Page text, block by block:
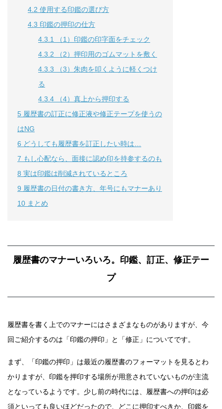
4.2 使用する印鑑の選び方
4.3 印鑑の押印の仕方
4.3.1
（1）印鑑の印字面をチェック
4.3.2 （2）押印用のゴムマットを敷く
4.3.3 （3）朱肉を叩くように軽くつけ
る
4.3.4 （4）真上から押印する
5 履歴書の訂正に修正液や修正テープを使うの
はNG
6 どうしても履歴書を訂正したい時は…
7 もし心配なら、面接に認め印を持参するのも
8 実は印鑑は削減されているところ
9 履歴書の日付の書き方、年号にもマナーあり
10 まとめ
履歴書のマナーいろいろ。印鑑、訂正、修正テー
プ
履歴書を書く上でのマナーにはさまざまなものがありますが、今
回ご紹介するのは「印鑑の押印」と「修正」についてです。
まず、「印鑑の押印」は最近の履歴書のフォーマットを見るとわ
かりますが、印鑑を押印する場所が用意されていないものが主流
となっているようです。少し前の時代には、履歴書への押印は必
須といっても良いほどだったので、どこに押印すべきか、印鑑を